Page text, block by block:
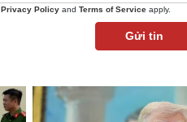
Privacy Policy and Terms of Service apply.
Gửi tin